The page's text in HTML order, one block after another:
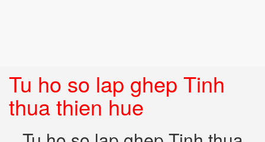
Tu ho so lap ghep Tinh
thua thien hue